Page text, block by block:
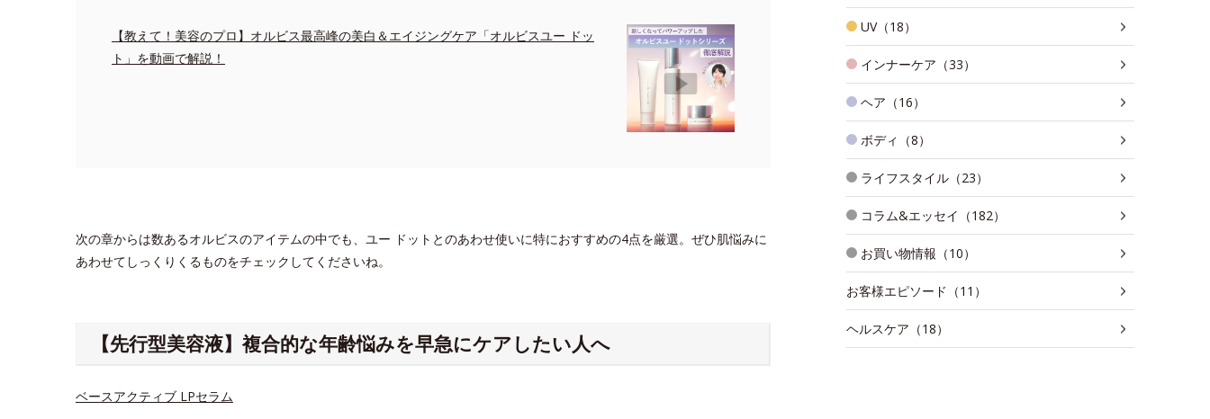
【教えて！美容のプロ】オルビス最高峰の美白＆エイジングケア「オルビスユー ドッ
ト」を動画で解説！
次の章からは数あるオルビスのアイテムの中でも、ユー ドットとのあわせ使いに特におすすめの4点を厳選。ぜひ肌悩みに
あわせてしっくりくるものをチェックしてくださいね。
【先行型美容液】複合的な年齢悩みを早急にケアしたい人へ
ベースアクティブ LPセラム
UV（18）
インナーケア（33）
ヘア（16）
ボディ（8）
ライフスタイル（23）
コラム&エッセイ（182）
お買い物情報（10）
お客様エピソード（11）
ヘルスケア（18）